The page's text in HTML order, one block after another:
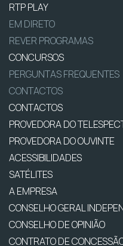
RTP PLAY
EM DIRETO
REVER PROGRAMAS
CONCURSOS
PERGUNTAS FREQUENTES
CONTACTOS
CONTACTOS
PROVEDORA DO
PROVEDORA DO OUVINTE
ACESSIBILIDADES
SATÉLITES
A EMPRESA
CONSELHO GERAL
CONSELHO DE OPINIÃO
CONTRATO DE